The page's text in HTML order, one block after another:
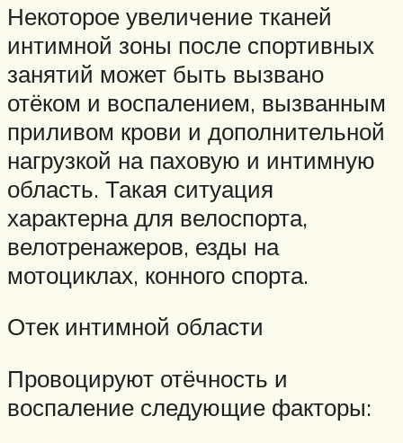
Некоторое увеличение тканей
интимной зоны после спортивных
занятий может быть вызвано
отёком и воспалением, вызванным
приливом крови и дополнительной
нагрузкой на паховую и интимную
область. Такая ситуация
характерна для велоспорта,
велотренажеров, езды на
мотоциклах, конного спорта.
Отек интимной области
Провоцируют отёчность и
воспаление следующие факторы: